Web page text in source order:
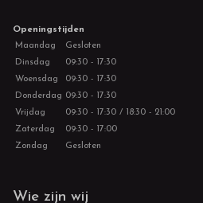
Openingstijden
Maandag
Gesloten
Dinsdag
09:30 - 17:30
Woensdag
09:30 - 17:30
Donderdag 09:30 - 17:30
Vrijdag
09:30 - 17:30 / 18:30 - 21:00
Zaterdag
09:30 - 17:00
Zondag
Gesloten
Wie zijn wij